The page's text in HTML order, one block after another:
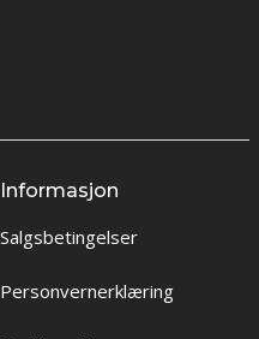
Informasjon
Salgsbetingelser
Personvernerklæring